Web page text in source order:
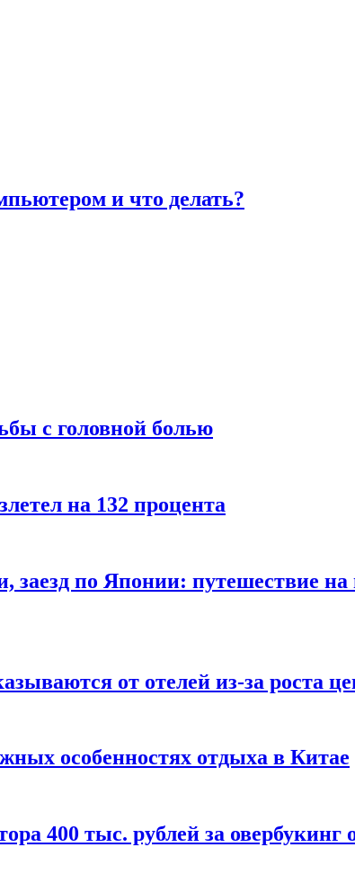
и что делать?
с головной болью
на 132 процента
заезд по Японии: путешествие
от отелей из-за роста
особенностях отдыха в Китае
400 тыс. рублей за овербукинг